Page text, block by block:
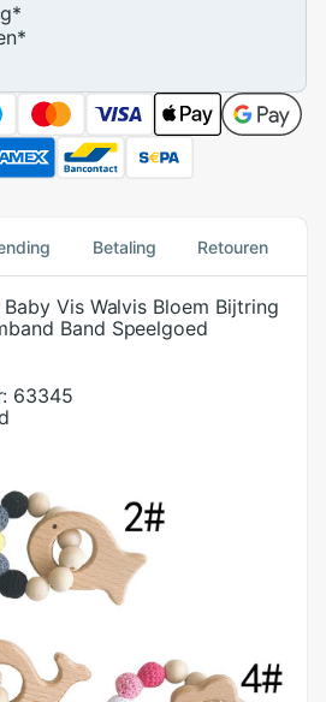
*
*
Betaling Retouren
Vis Walvis Bloem Bijtring
Band Speelgoed
63345